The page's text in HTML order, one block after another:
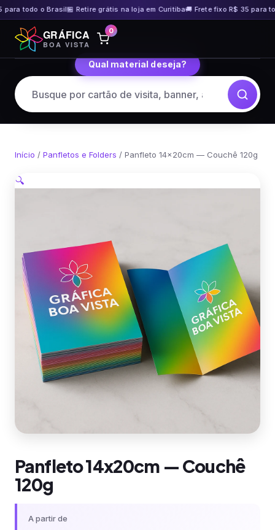
todo o Brasil🏪 Retire grátis na loja em Curitiba🚚 Frete fixo R$ 35 para
Pular
para
o
GRÁFICA
BOA VISTA
0
Qual material deseja?
Início / Panfletos e Folders / Panfleto 14x20cm — Couchê 120g
🔍
Panfleto 14x20cm — Couchê
120g
A partir de